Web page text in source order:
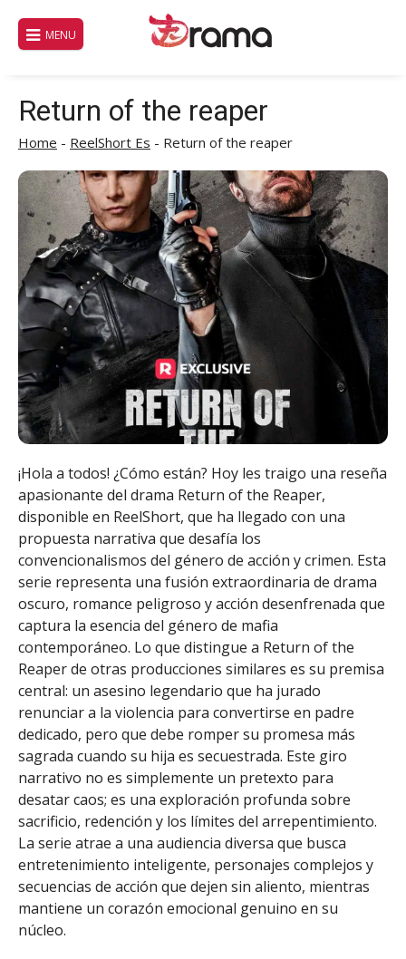
contenido
MENU
Return of the reaper
Home - ReelShort Es - Return of the reaper
¡Hola a todos! ¿Cómo están? Hoy les traigo una reseña
apasionante del drama Return of the Reaper,
disponible en ReelShort, que ha llegado con una
propuesta narrativa que desafía los
convencionalismos del género de acción y crimen. Esta
serie representa una fusión extraordinaria de drama
oscuro, romance peligroso y acción desenfrenada que
captura la esencia del género de mafia
contemporáneo. Lo que distingue a Return of the
Reaper de otras producciones similares es su premisa
central: un asesino legendario que ha jurado
renunciar a la violencia para convertirse en padre
dedicado, pero que debe romper su promesa más
sagrada cuando su hija es secuestrada. Este giro
narrativo no es simplemente un pretexto para
desatar caos; es una exploración profunda sobre
sacrificio, redención y los límites del arrepentimiento.
La serie atrae a una audiencia diversa que busca
entretenimiento inteligente, personajes complejos y
secuencias de acción que dejen sin aliento, mientras
mantiene un corazón emocional genuino en su
núcleo.